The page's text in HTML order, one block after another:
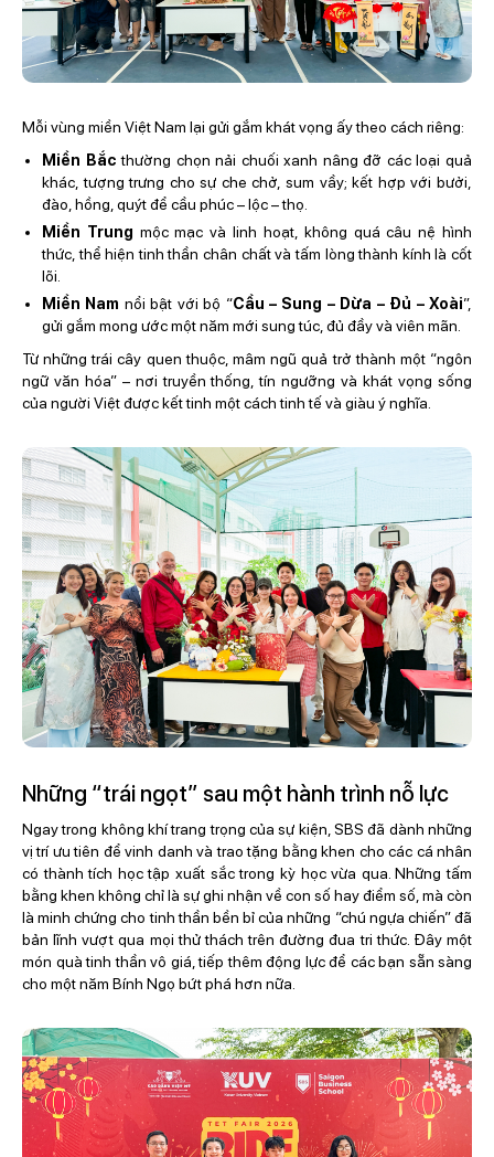
Mỗi vùng miền Việt Nam lại gửi gắm khát vọng ấy theo cách riêng:
Miền Bắc thường chọn nải chuối xanh nâng đỡ các loại quả
khác, tượng trưng cho sự che chở, sum vầy; kết hợp với bưởi,
đào, hồng, quýt để cầu phúc – lộc – thọ.
Miền Trung mộc mạc và linh hoạt, không quá câu nệ hình
thức, thể hiện tinh thần chân chất và tấm lòng thành kính là cốt
lõi.
Miền Nam nổi bật với bộ “Cầu – Sung – Dừa – Đủ – Xoài”,
gửi gắm mong ước một năm mới sung túc, đủ đầy và viên mãn.
Từ những trái cây quen thuộc, mâm ngũ quả trở thành một “ngôn
ngữ văn hóa” – nơi truyền thống, tín ngưỡng và khát vọng sống
của người Việt được kết tinh một cách tinh tế và giàu ý nghĩa.
Những “trái ngọt” sau một hành trình nỗ lực
Ngay trong không khí trang trọng của sự kiện, SBS đã dành những
vị trí ưu tiên để vinh danh và trao tặng bằng khen cho các cá nhân
có thành tích học tập xuất sắc trong kỳ học vừa qua. Những tấm
bằng khen không chỉ là sự ghi nhận về con số hay điểm số, mà còn
là minh chứng cho tinh thần bền bỉ của những “chú ngựa chiến” đã
bản lĩnh vượt qua mọi thử thách trên đường đua tri thức. Đây một
món quà tinh thần vô giá, tiếp thêm động lực để các bạn sẵn sàng
cho một năm Bính Ngọ bứt phá hơn nữa.